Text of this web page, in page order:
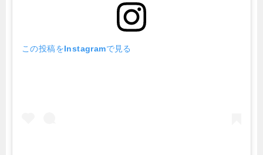
この投稿をInstagramで見る